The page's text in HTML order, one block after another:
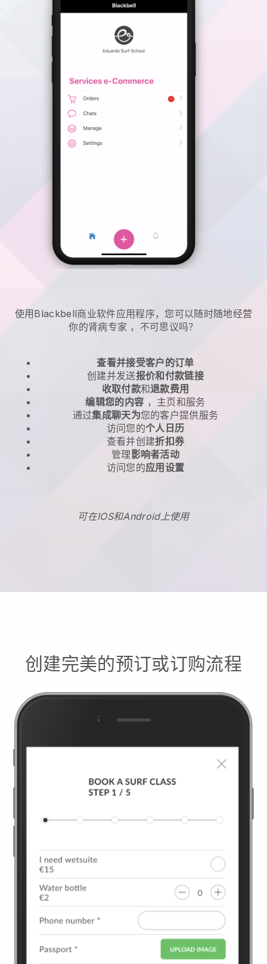
使用Blackbell商业软件应用程序，您可以随时随地经营
你的肾病专家 ，不可思议吗？
查看并接受客户的订单
创建并发送报价和付款链接
收取付款和退款费用
编辑您的内容 ，主页和服务
通过集成聊天为您的客户提供服务
访问您的个人日历
查看并创建折扣券
管理影响者活动
访问您的应用设置
可在IOS和Android上使用
创建完美的预订或订购流程